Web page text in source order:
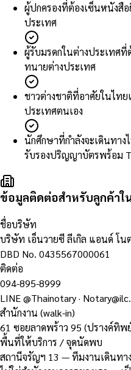
ผู้ปกครองที่ต้องเซ็นหนังสื
ประเทศ
ผู้รับมรดกในต่างประเทศ
ทนายต่างประเทศ
ชาวต่างชาติที่อาศัยในไทย
ประเทศตนเอง
นักศึกษาที่กำลังจะเดินทาง
รับรองปริญญาบัตรพร้อม
ข้อมูลติดต่อสำหรับลูกค้าใ
ชื่อบริษัท
บริษัท เอ็นวายซี ลีเกิล แอนด์ โน
DBD No. 0435567000061
ติดต่อ
094-895-8999
LINE@Thainotary·
สำนักงาน (walk-in)
61 ซอยลาดพร้าว 95 (ปรางค์ทิพ
พื้นที่ให้บริการ / จุดนัดพบ
สถานีจรัญฯ 13 — ทีมงานเดินทา